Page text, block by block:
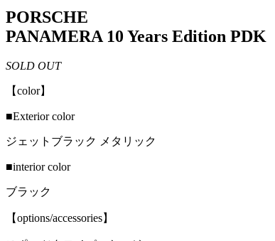
PORSCHE
PANAMERA 10 Years Edition PDK
SOLD OUT
【color】
■Exterior color
ジェットブラック メタリック
■interior color
ブラック
【options/accessories】